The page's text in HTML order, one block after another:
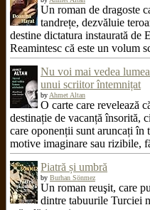
Un roman de dragoste
tandrețe, dezvăluie
destine dictatura instaurată de
Reamintesc că este un volum
Nu voi mai vedea
unui scriitor întemnițat
by Ahmet Altan
O carte care revelează
destinație de vacanță însorită,
care oponenții sunt aruncați în
motive imaginare sau rizibile,
Piatră și umbră
by Burhan Sönmez
Un roman reuşit, care
dintre tabuurile Turciei